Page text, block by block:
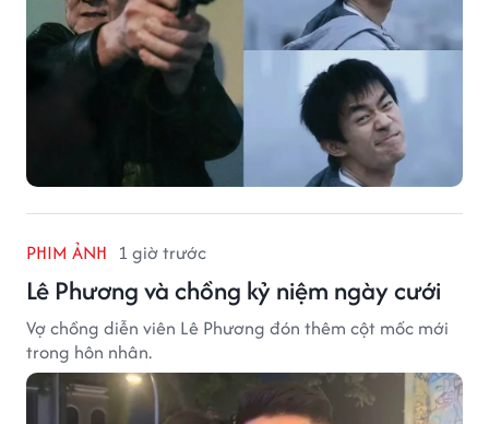
PHIM ẢNH 1 giờ trước
Lê Phương và chồng kỷ niệm ngày cưới
Vợ chồng diễn viên Lê Phương đón thêm cột mốc mới
trong hôn nhân.